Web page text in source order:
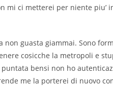
mi ci metterei per niente piu’
guasta giammai. Sono
cosicche la metropoli e
bensi non ho
me la porterei di nuovo